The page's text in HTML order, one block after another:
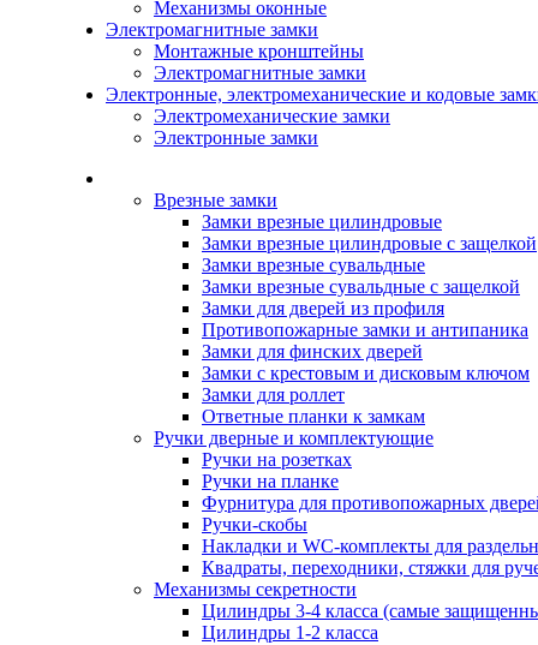
Механизмы оконные
Электромагнитные замки
Монтажные кронштейны
Электромагнитные замки
Электронные, электромеханические и кодовые
Электромеханические замки
Электронные замки
Врезные замки
Замки врезные цилиндровые
Замки врезные цилиндровые с защелкой
Замки врезные сувальдные
Замки врезные сувальдные с защелкой
Замки для дверей из профиля
Противопожарные замки и антипаника
Замки для финских дверей
Замки с крестовым и дисковым ключом
Замки для роллет
Ответные планки к замкам
Ручки дверные и комплектующие
Ручки на розетках
Ручки на планке
Фурнитура для противопожарных
Ручки-скобы
Накладки и WC-комплекты для
Квадраты, переходники, стяжки для
Механизмы секретности
Цилиндры 3-4 класса (самые
Цилиндры 1-2 класса